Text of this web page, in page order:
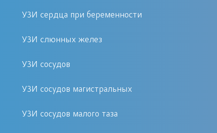
желтушный оттенок наружных
патологическое нарушение
синтеза инсулина;
регулярный жидкий стул и т. д.
Рекомендуемые условия подготовки
УЗИ сердца при беременности
УЗИ слюнных желез
УЗИ сосудов
УЗИ сосудов магистральных
УЗИ сосудов малого таза